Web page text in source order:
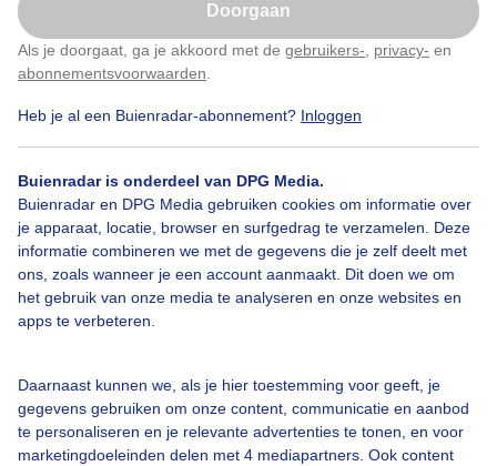
Doorgaan
Als je doorgaat, ga je akkoord met de gebruikers- privacy- en
abonnementsvoorwaarden
Heb je al een Buienradar-abonnement? Inloggen
Buienradar is onderdeel van DPG Media.
Buienradar en DPG Media gebruiken cookies om informatie over
je apparaat, locatie, browser en surfgedrag te verzamelen. Deze
informatie combineren we met de gegevens die je zelf deelt met
ons, zoals wanneer je een account aanmaakt. Dit doen we om
het gebruik van onze media te analyseren en onze websites en
apps te verbeteren.
Daarnaast kunnen we, als je hier toestemming voor geeft, je
gegevens gebruiken om onze content, communicatie en aanbod
te personaliseren en je relevante advertenties te tonen, en voor
marketingdoeleinden delen met 4 mediapartners. Ook content
Een moment geduld aub...
Over Buienradar
Klik hierom dit aan te passen